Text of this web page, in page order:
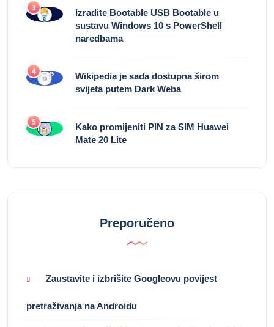
3
Izradite Bootable USB Bootable u
sustavu Windows 10 s PowerShell
naredbama
4
Wikipedia je sada dostupna širom
svijeta putem Dark Weba
5
Kako promijeniti PIN za SIM Huawei
Mate 20 Lite
Preporučeno
Zaustavite i izbrišite Googleovu povijest
pretraživanja na Androidu